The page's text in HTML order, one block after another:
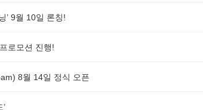
’ 9월 10일 론칭!
로모션 진행!
8월 14일 정식 오픈